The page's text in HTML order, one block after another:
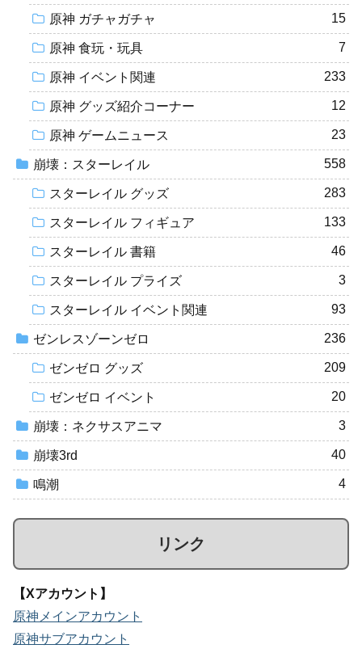
原神 ガチャガチャ 15
原神 食玩・玩具 7
原神 イベント関連 233
原神 グッズ紹介コーナー 12
原神 ゲームニュース 23
崩壊：スターレイル 558
スターレイル グッズ 283
スターレイル フィギュア 133
スターレイル 書籍 46
スターレイル プライズ 3
スターレイル イベント関連 93
ゼンレスゾーンゼロ 236
ゼンゼロ グッズ 209
ゼンゼロ イベント 20
崩壊：ネクサスアニマ 3
崩壊3rd 40
鳴潮 4
リンク
【Xアカウント】
原神メインアカウント
原神サブアカウント